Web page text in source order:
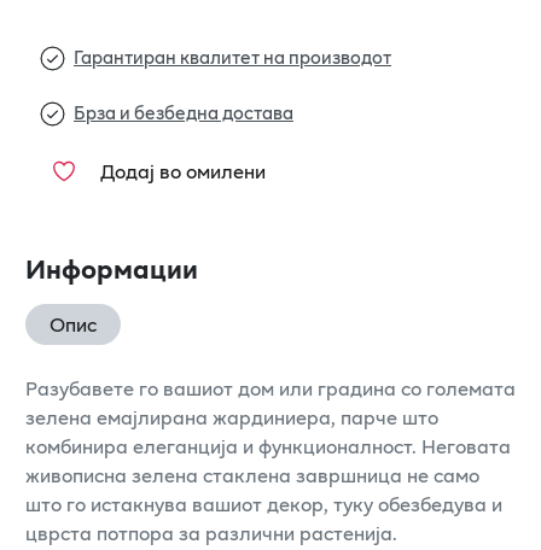
Гарантиран квалитет на производот
Брза и безбедна достава
Додај во омилени
Информации
Опис
Разубавете го вашиот дом или градина со големата
зелена емајлирана жардиниера, парче што
комбинира елеганција и функционалност. Неговата
живописна зелена стаклена завршница не само
што го истакнува вашиот декор, туку обезбедува и
цврста потпора за различни растенија.